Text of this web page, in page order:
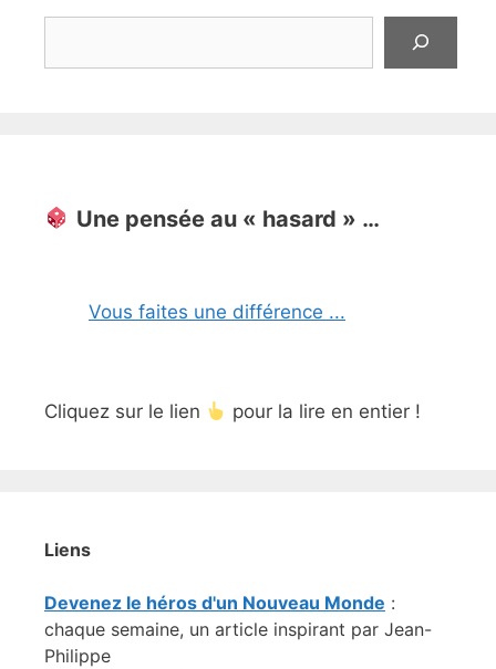
Une pensée au « hasard » …
Vous faites une différence ...
Cliquez sur le lien pour la lire en entier !
Liens
Devenez le héros d'un Nouveau Monde :
chaque semaine, un article inspirant par Jean-
Philippe